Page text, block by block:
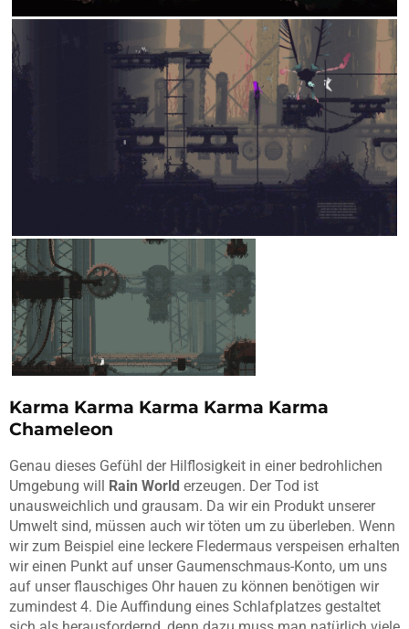
Karma Karma Karma Karma Karma
Chameleon
Genau dieses Gefühl der Hilflosigkeit in einer bedrohlichen
Umgebung will Rain World erzeugen. Der Tod ist
unausweichlich und grausam. Da wir ein Produkt unserer
Umwelt sind, müssen auch wir töten um zu überleben. Wenn
wir zum Beispiel eine leckere Fledermaus verspeisen erhalten
wir einen Punkt auf unser Gaumenschmaus-Konto, um uns
auf unser flauschiges Ohr hauen zu können benötigen wir
zumindest 4. Die Auffindung eines Schlafplatzes gestaltet